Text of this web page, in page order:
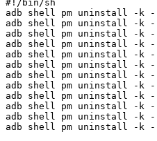
#!/bin/sh
adb shell pm uninstall -k --
adb shell pm uninstall -k --
adb shell pm uninstall -k --
adb shell pm uninstall -k --
adb shell pm uninstall -k
adb shell pm uninstall -k
adb shell pm uninstall -k --
adb shell pm uninstall -k --
adb shell pm uninstall -k --
adb shell pm uninstall -k --
adb shell pm uninstall -k --
adb shell pm uninstall -k --